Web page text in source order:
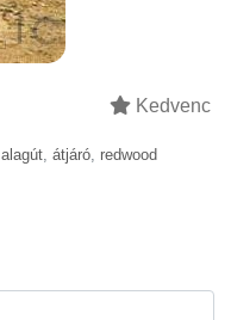
Kedvenc
alagút, átjáró, redwood